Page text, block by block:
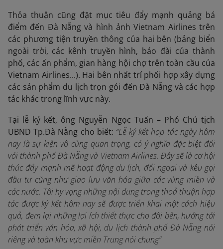
Thỏa thuận cũng đặt mục tiêu đẩy mạnh quảng bá
điểm đến Đà Nẵng và hình ảnh Vietnam Airlines trên
các phương tiện truyền thông của hai bên (bảng biển
ngoài trời, các kênh truyền hình, báo đài của thành
phố, các ấn phẩm, gian hàng hội chợ trên toàn cầu của
Vietnam Airlines...). Hai bên nhất trí phối hợp xây dựng
các sản phẩm du lịch trọn gói đến Đà Nẵng và các hợp
tác khác trong lĩnh vực này.
Tại lễ ký kết, ông Nguyễn Ngọc Tuấn – Phó Chủ tịch
UBND Tp.Đà Nẵng cho biết: “Lễ ký kết hợp tác ngày hôm
nay là sự kiện vô cùng quan trọng, có ý nghĩa đặc biệt đối
với thành phố Đà Nẵng và Vietnam Airlines. Đây sẽ là cơ hội
thúc đẩy mạnh mẽ hoạt động du lịch, đối ngoại và kêu gọi
đầu tư cũng như giao lưu văn hóa giữa các vùng miền và
các nước. Tôi hy vọng những nội dung trong thoả thuận hợp
tác được ký kết hôm nay sẽ được triển khai một cách hiệu
quả, đem lại những lợi ích thiết thực cho đôi bên, hướng tới
phát triển văn hóa, xã hội, du lịch thành phố Đà Nẵng nói
riêng và toàn khu vực miền Trung nói chung”